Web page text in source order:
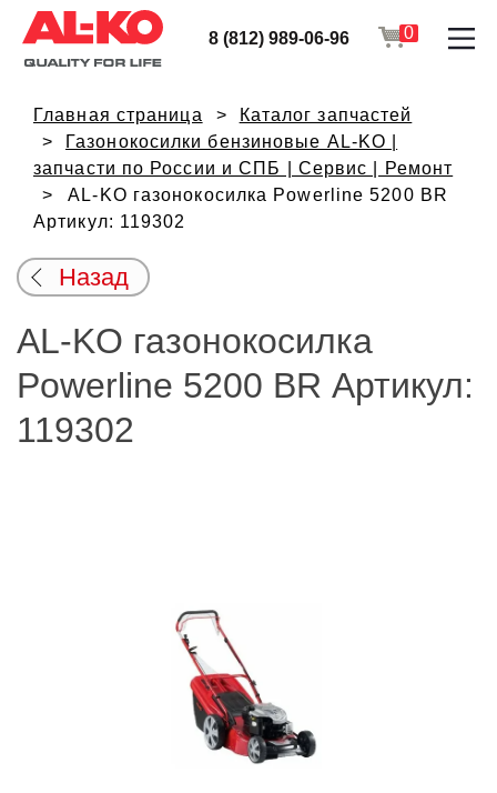
8 (812) 989-06-96 0
Главная страница
Каталог запчастей
Газонокосилки бензиновые AL-KO |
запчасти по России и СПБ | Сервис | Ремонт
AL-KO газонокосилка Powerline 5200 BR
Артикул: 119302
Назад
AL-KO газонокосилка
Powerline 5200 BR Артикул:
119302